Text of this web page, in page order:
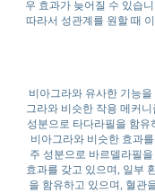
우 효과가 늦어질 수 있습
따라서 성관계를 원할 때
비아그라와 유사한 기능
그라와 비슷한 작용 메커
성분으로 타다라필을 함
비아그라와 비슷한 효과
주 성분으로 바르델라필
효과를 갖고 있으며, 일부
을 함유하고 있으며, 혈관